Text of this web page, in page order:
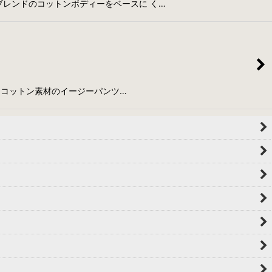
ンドのコットンボディーをベースに く…
ットン素材のイージーパンツ…